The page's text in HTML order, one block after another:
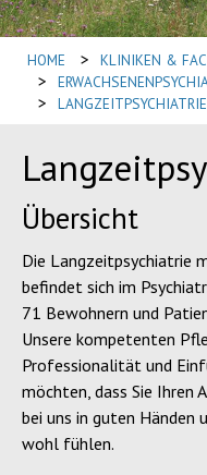
HOME > KLINIKEN &
>
> LANGZEITPSYCHIATRIE
Übersicht
Die Langzeitpsychiatrie
befindet sich im
71 Bewohnern und
Unsere kompetenten
Professionalität und
möchten, dass Sie Ihren
bei uns in guten Händen
wohl fühlen.